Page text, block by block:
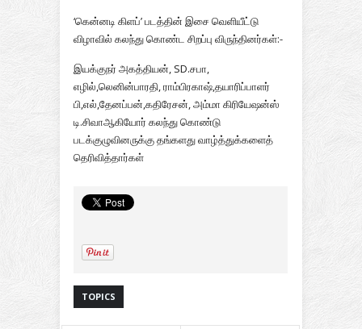
‘கென்னடி கிளப்’ படத்தின் இசை வெளியீட்டு
விழாவில் கலந்து கொண்ட சிறப்பு விருந்தினர்கள்:-
இயக்குநர் அகத்தியன், SD.சபா,
எழில்,லெனின்பாரதி, ராம்பிரகாஷ்,தயாரிப்பாளர்
பி,எல்,தேனப்பன்,கதிரேசன், அம்மா கிரியேஷன்ஸ்
டி.சிவாஆகியோர் கலந்து கொண்டு
படக்குழுவினருக்கு தங்களது வாழ்த்துக்களைத்
தெரிவித்தார்கள்
TOPICS